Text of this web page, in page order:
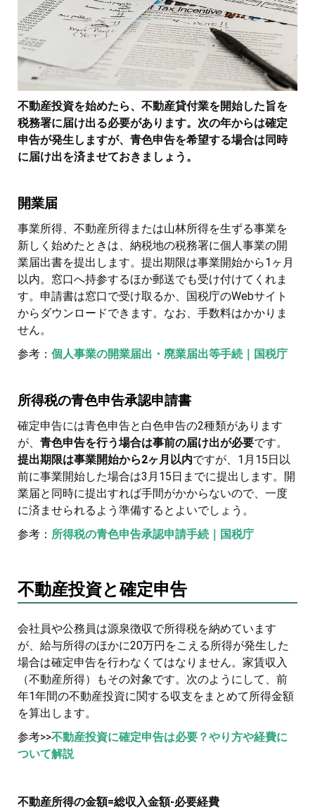
不動産投資を始めたら、不動産貸付業を開始した旨を
税務署に届け出る必要があります。次の年からは確定
申告が発生しますが、青色申告を希望する場合は同時
に届け出を済ませておきましょう。
開業届
事業所得、不動産所得または山林所得を生ずる事業を
新しく始めたときは、納税地の税務署に個人事業の開
業届出書を提出します。提出期限は事業開始から1ヶ月
以内。窓口へ持参するほか郵送でも受け付けてくれま
す。申請書は窓口で受け取るか、国税庁のWebサイト
からダウンロードできます。なお、手数料はかかりま
せん。
参考： 個人事業の開業届出・廃業届出等手続｜国税庁
所得税の青色申告承認申請書
確定申告には青色申告と白色申告の2種類があります
が、 青色申告を行う場合は事前の届け出が必要です。
提出期限は事業開始から2ヶ月以内ですが、1月15日以
前に事業開始した場合は3月15日までに提出します。開
業届と同時に提出すれば手間がかからないので、一度
に済ませられるよう準備するとよいでしょう。
参考： 所得税の青色申告承認申請手続｜国税庁
不動産投資と確定申告
会社員や公務員は源泉徴収で所得税を納めています
が、給与所得のほかに20万円をこえる所得が発生した
場合は確定申告を行わなくてはなりません。家賃収入
（不動産所得）もその対象です。次のようにして、前
年1年間の不動産投資に関する収支をまとめて所得金額
を算出します。
参考>>不動産投資に確定申告は必要？やり方や経費に
ついて解説
不動産所得の金額=総収入金額-必要経費